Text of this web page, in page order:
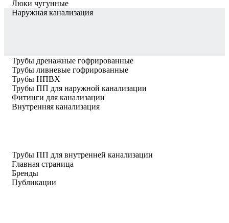
Люки чугунные
Наружная канализация
Трубы дренажные гофрированные
Трубы ливневые гофрированные
Трубы НПВХ
Трубы ПП для наружной канализации
Фитинги для канализации
Внутренняя канализация
Трубы ПП для внутренней канализации
Главная страница
Бренды
Публикации